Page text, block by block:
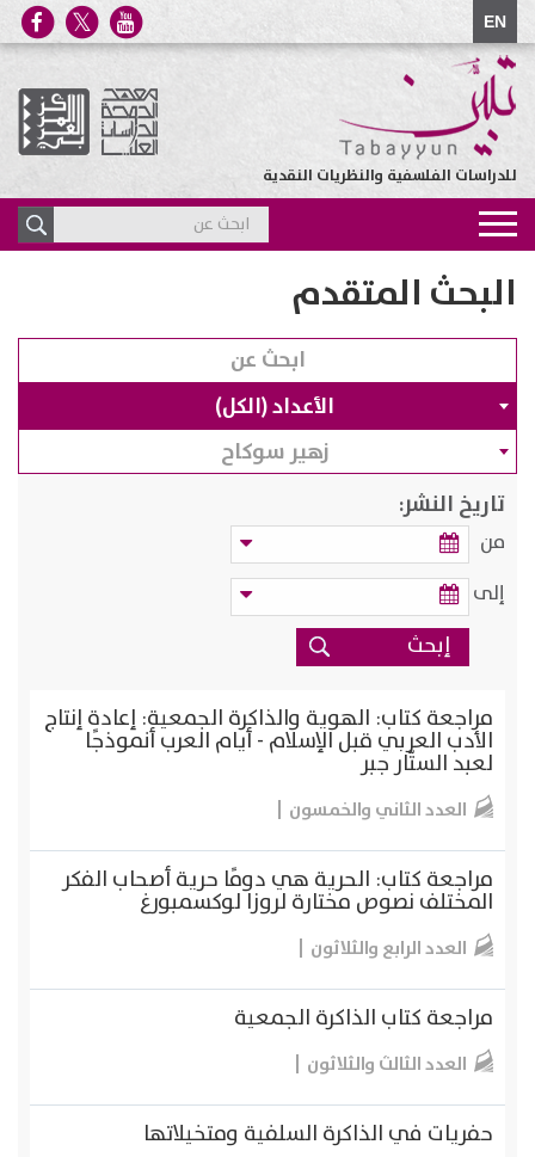
EN
للدراسات الفلسفية والنظريات النقدية
Toggle
navigation
البحث المتقدم
الأعداد (الكل)
زهير سوكاح
تاريخ النشر:
من
إلى
مراجعة كتاب: الهوية والذاكرة الجمعية: إعادة إنتاج
الأدب العربي قبل الإسلام - أيام العرب أنموذجًا
لعبد الستّار جبر
العدد الثاني والخمسون
مراجعة كتاب: الحرية هي دومًا حرية أصحاب الفكر
المختلف نصوص مختارة لروزا لوكسمبورغ
العدد الرابع والثلاثون
مراجعة كتاب الذاكرة الجمعية
العدد الثالث والثلاثون
حفريات في الذاكرة السلفية ومتخيلاتها